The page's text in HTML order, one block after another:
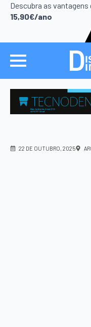
Descubra as
15,90€/ano
22 DE OUTUBRO, 2025